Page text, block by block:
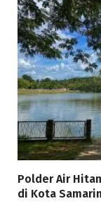
Polder Air
di Kota